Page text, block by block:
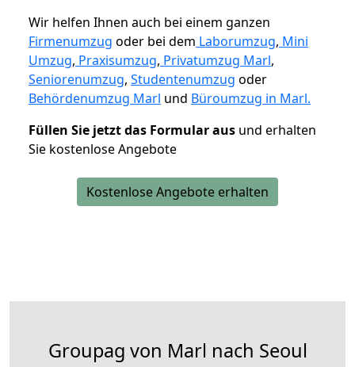
Wir helfen Ihnen auch bei einem ganzen
Firmenumzug oder bei dem Laborumzug, Mini
Umzug, Praxisumzug, Privatumzug Marl,
Seniorenumzug, Studentenumzug oder
Behördenumzug Marl und Büroumzug in Marl.
Füllen Sie jetzt das Formular aus und erhalten
Sie kostenlose Angebote
Kostenlose Angebote erhalten
Groupag von Marl nach Seoul